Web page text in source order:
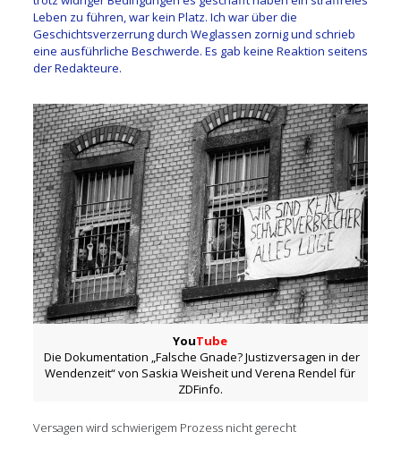
Leben zu führen, war kein Platz. Ich war über die
Geschichtsverzerrung durch Weglassen zornig und schrieb
eine ausführliche Beschwerde. Es gab keine Reaktion seitens
der Redakteure.
YouTube
Die Dokumentation „Falsche Gnade? Justizversagen in der
Wendenzeit“ von Saskia Weisheit und Verena Rendel für
ZDFinfo.
Versagen wird schwierigem Prozess nicht gerecht